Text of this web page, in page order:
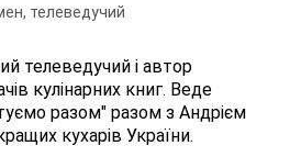
телеведучий
телеведучий і автор
кулінарних книг. Веде
разом" разом з Андрієм
кухарів України.